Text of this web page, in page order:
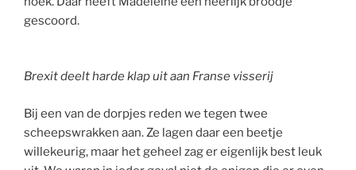
gescoord.
Brexit deelt harde klap uit aan Franse visserij
Bij een van de dorpjes reden we tegen twee
scheepswrakken aan. Ze lagen daar een beetje
willekeurig, maar het geheel zag er eigenlijk best leuk